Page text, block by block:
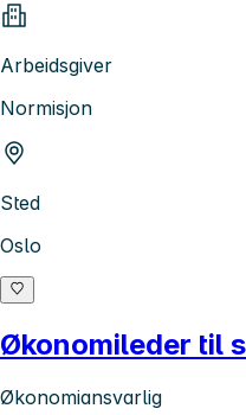
Arbeidsgiver
Normisjon
Sted
Oslo
Økonomileder til
Økonomiansvarlig